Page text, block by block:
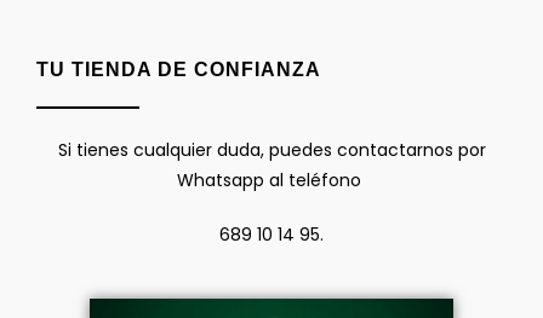
TU TIENDA DE CONFIANZA
Si tienes cualquier duda, puedes contactarnos por
Whatsapp al teléfono
689 10 14 95.